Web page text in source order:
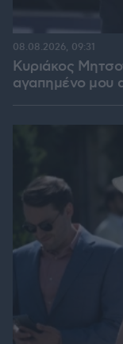
Κυριάκος
αγαπημένο μου
08.08.2026, 09:31